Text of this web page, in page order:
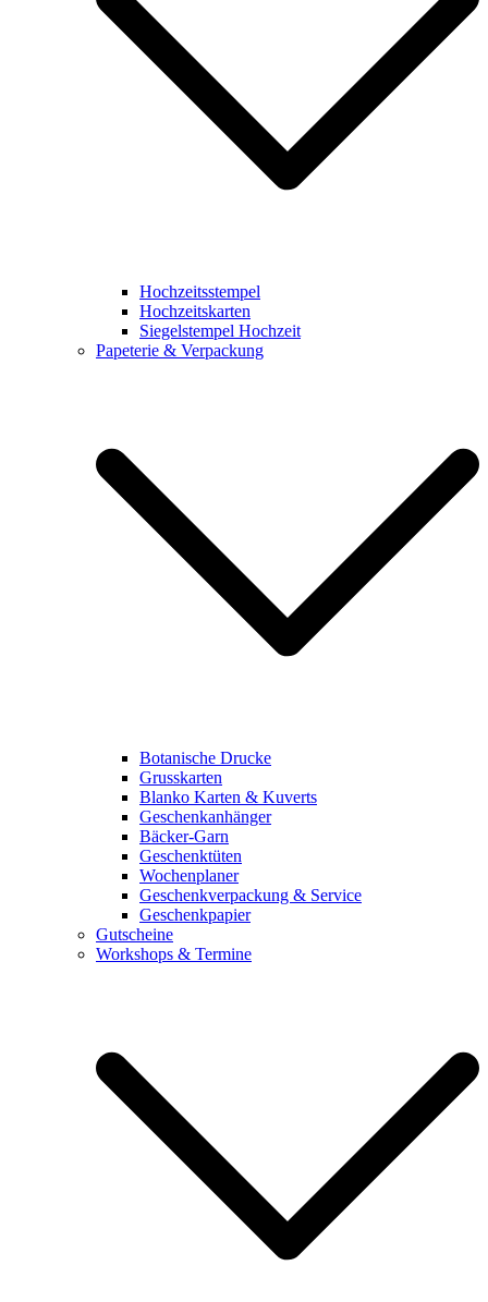
Hochzeitsstempel
Hochzeitskarten
Siegelstempel Hochzeit
Papeterie & Verpackung
Botanische Drucke
Grusskarten
Blanko Karten & Kuverts
Geschenkanhänger
Bäcker-Garn
Geschenktüten
Wochenplaner
Geschenkverpackung & Service
Geschenkpapier
Gutscheine
Workshops & Termine